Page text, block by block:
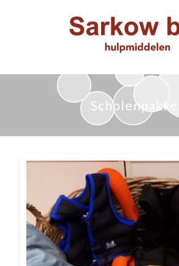
Scholenpakket